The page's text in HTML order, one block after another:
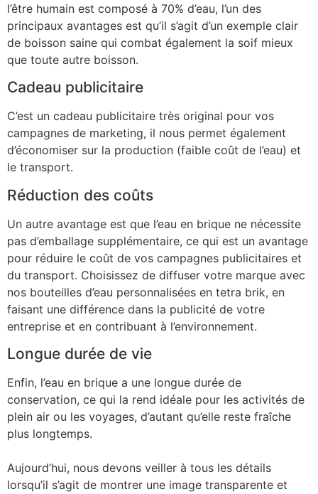
l’être humain est composé à 70% d’eau, l’un des
principaux avantages est qu’il s’agit d’un exemple clair
de boisson saine qui combat également la soif mieux
que toute autre boisson.
Cadeau publicitaire
C’est un cadeau publicitaire très original pour vos
campagnes de marketing, il nous permet également
d’économiser sur la production (faible coût de l’eau) et
le transport.
Réduction des coûts
Un autre avantage est que l’eau en brique ne nécessite
pas d’emballage supplémentaire, ce qui est un avantage
pour réduire le coût de vos campagnes publicitaires et
du transport. Choisissez de diffuser votre marque avec
nos bouteilles d’eau personnalisées en tetra brik, en
faisant une différence dans la publicité de votre
entreprise et en contribuant à l’environnement.
Longue durée de vie​
Enfin, l’eau en brique a une longue durée de
conservation, ce qui la rend idéale pour les activités de
plein air ou les voyages, d’autant qu’elle reste fraîche
plus longtemps.
Aujourd’hui, nous devons veiller à tous les détails
lorsqu’il s’agit de montrer une image transparente et